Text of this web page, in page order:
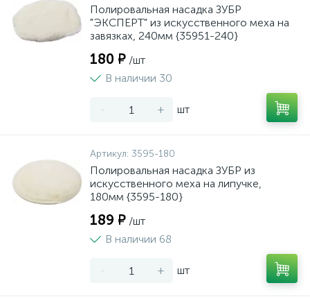
Полировальная насадка ЗУБР
"ЭКСПЕРТ" из искусственного меха на
завязках, 240мм {35951-240}
180 ₽ /шт
В наличии 30
- + шт
Артикул: 3595-180
Полировальная насадка ЗУБР из
искусственного меха на липучке,
180мм {3595-180}
189 ₽ /шт
В наличии 68
- + шт